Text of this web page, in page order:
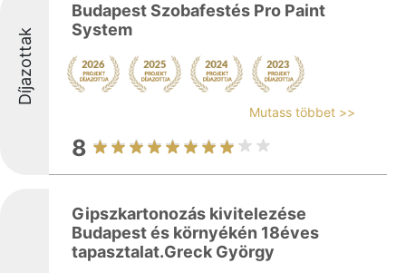
Díjazottak
Budapest Szobafestés Pro Paint
System
Mutass többet >>
8
Gipszkartonozás kivitelezése
Budapest és környékén 18éves
tapasztalat.Greck György